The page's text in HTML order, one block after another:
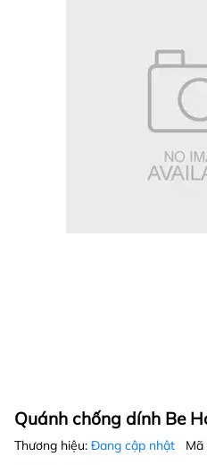
Quánh chống dính Be
Thương hiệu: Đang cập nhật Mã